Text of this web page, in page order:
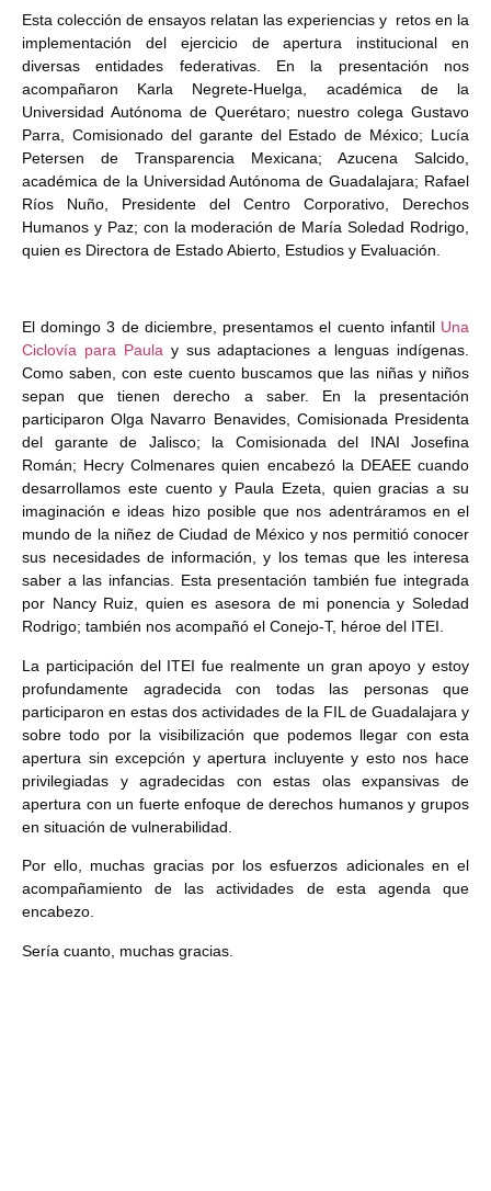
Esta colección de ensayos relatan las experiencias y retos en la
implementación del ejercicio de apertura institucional en
diversas entidades federativas. En la presentación nos
acompañaron Karla Negrete-Huelga, académica de la
Universidad Autónoma de Querétaro; nuestro colega Gustavo
Parra, Comisionado del garante del Estado de México; Lucía
Petersen de Transparencia Mexicana; Azucena Salcido,
académica de la Universidad Autónoma de Guadalajara; Rafael
Ríos Nuño, Presidente del Centro Corporativo, Derechos
Humanos y Paz; con la moderación de María Soledad Rodrigo,
quien es Directora de Estado Abierto, Estudios y Evaluación.
El domingo 3 de diciembre, presentamos el cuento infantil Una
Ciclovía para Paulay sus adaptaciones a lenguas indígenas.
Como saben, con este cuento buscamos que las niñas y niños
sepan que tienen derecho a saber. En la presentación
participaron Olga Navarro Benavides, Comisionada Presidenta
del garante de Jalisco; la Comisionada del INAI Josefina
Román; Hecry Colmenares quien encabezó la DEAEE cuando
desarrollamos este cuento y Paula Ezeta, quien gracias a su
imaginación e ideas hizo posible que nos adentráramos en el
mundo de la niñez de Ciudad de México y nos permitió conocer
sus necesidades de información, y los temas que les interesa
saber a las infancias. Esta presentación también fue integrada
por Nancy Ruiz, quien es asesora de mi ponencia y Soledad
Rodrigo; también nos acompañó el Conejo-T, héroe del ITEI.
La participación del ITEI fue realmente un gran apoyo y estoy
profundamente agradecida con todas las personas que
participaron en estas dos actividades de la FIL de Guadalajara y
sobre todo por la visibilización que podemos llegar con esta
apertura sin excepción y apertura incluyente y esto nos hace
privilegiadas y agradecidas con estas olas expansivas de
apertura con un fuerte enfoque de derechos humanos y grupos
en situación de vulnerabilidad.
Por ello, muchas gracias por los esfuerzos adicionales en el
acompañamiento de las actividades de esta agenda que
encabezo.
Sería cuanto, muchas gracias.